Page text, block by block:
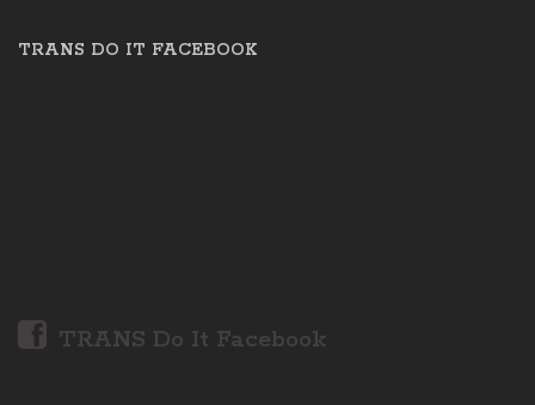
TRANS DO IT FACEBOOK
TRANS Do It Facebook